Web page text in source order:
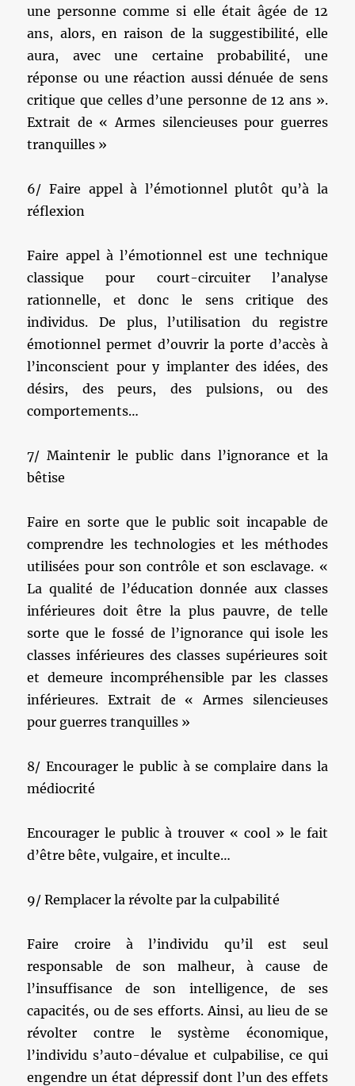
une personne comme si elle était âgée de 12
ans, alors, en raison de la suggestibilité, elle
aura, avec une certaine probabilité, une
réponse ou une réaction aussi dénuée de sens
critique que celles d’une personne de 12 ans ».
Extrait de « Armes silencieuses pour guerres
tranquilles »
6/ Faire appel à l’émotionnel plutôt qu’à la
réflexion
Faire appel à l’émotionnel est une technique
classique pour court-circuiter l’analyse
rationnelle, et donc le sens critique des
individus. De plus, l’utilisation du registre
émotionnel permet d’ouvrir la porte d’accès à
l’inconscient pour y implanter des idées, des
désirs, des peurs, des pulsions, ou des
comportements…
7/ Maintenir le public dans l’ignorance et la
bêtise
Faire en sorte que le public soit incapable de
comprendre les technologies et les méthodes
utilisées pour son contrôle et son esclavage. «
La qualité de l’éducation donnée aux classes
inférieures doit être la plus pauvre, de telle
sorte que le fossé de l’ignorance qui isole les
classes inférieures des classes supérieures soit
et demeure incompréhensible par les classes
inférieures. Extrait de « Armes silencieuses
pour guerres tranquilles »
8/ Encourager le public à se complaire dans la
médiocrité
Encourager le public à trouver « cool » le fait
d’être bête, vulgaire, et inculte…
9/ Remplacer la révolte par la culpabilité
Faire croire à l’individu qu’il est seul
responsable de son malheur, à cause de
l’insuffisance de son intelligence, de ses
capacités, ou de ses efforts. Ainsi, au lieu de se
révolter contre le système économique,
l’individu s’auto-dévalue et culpabilise, ce qui
engendre un état dépressif dont l’un des effets